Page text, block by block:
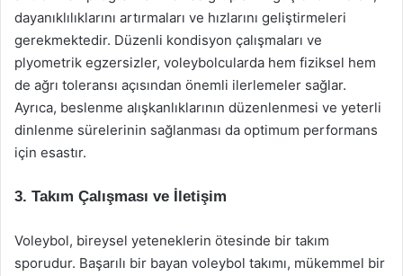
dayanıklılıklarını artırmaları ve hızlarını geliştirmeleri
gerekmektedir. Düzenli kondisyon çalışmaları ve
plyometrik egzersizler, voleybolcularda hem fiziksel hem
de ağrı toleransı açısından önemli ilerlemeler sağlar.
Ayrıca, beslenme alışkanlıklarının düzenlenmesi ve yeterli
dinlenme sürelerinin sağlanması da optimum performans
için esastır.
3. Takım Çalışması ve İletişim
Voleybol, bireysel yeteneklerin ötesinde bir takım
sporudur. Başarılı bir bayan voleybol takımı, mükemmel bir